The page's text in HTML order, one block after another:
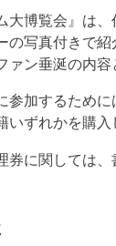
大博覧会』は
の写真付きで
ァン垂涎の内容
参加するため
いずれかを購入
券に関しては